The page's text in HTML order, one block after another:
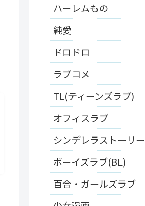
ハーレムもの
純愛
ドロドロ
ラブコメ
TL(ティーンズラブ)
オフィスラブ
シンデレラストーリー
ボーイズラブ(BL)
百合・ガールズラブ